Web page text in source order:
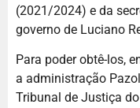
(2021/2024) e da
governo de Luciano
Para poder obtê-los,
a administração
Tribunal de Justiça